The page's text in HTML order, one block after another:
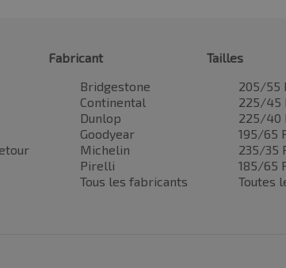
Fabricant
Bridgestone
Continental
Dunlop
Goodyear
Michelin
Pirelli
Tous les fabricants
Tailles
205/55
225/45
225/40
195/65
235/35
185/65
Toutes